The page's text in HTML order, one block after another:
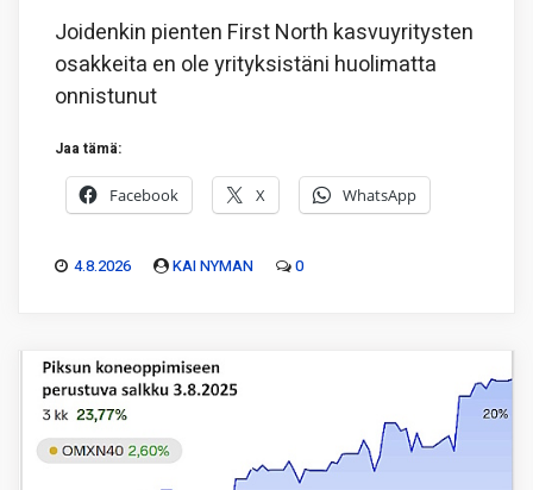
Joidenkin pienten First North kasvuyritysten
osakkeita en ole yrityksistäni huolimatta
onnistunut
Jaa tämä:
Facebook X WhatsApp
4.8.2026 KAI NYMAN 0